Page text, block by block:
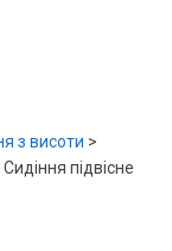
з висоти >
Сидіння підвісне